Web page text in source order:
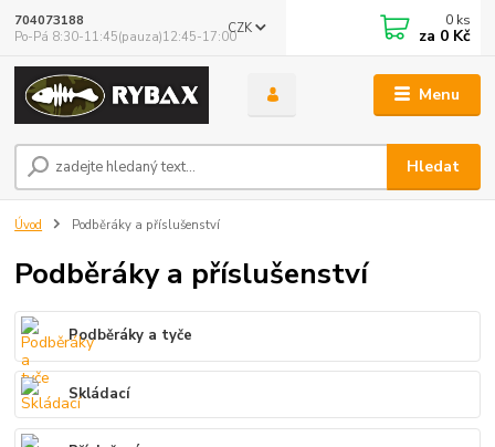
Menu
CZK
Hledat
704073188
Po-Pá 8:30-11:45(pauza)12:45-17:00
0 ks
za 0 Kč
Úvod Podběráky a příslušenství
Podběráky a příslušenství
Podběráky a tyče
Skládací